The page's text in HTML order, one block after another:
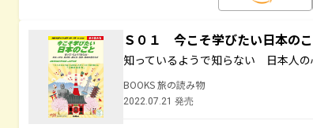
Ｓ０１ 今こそ学びたい日本の
知っているようで知らない 日本人
BOOKS 旅の読み物
2022.07.21 発売